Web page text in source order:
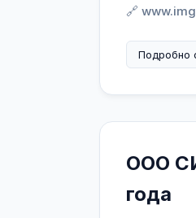
🔗
Подробно
ООО
года